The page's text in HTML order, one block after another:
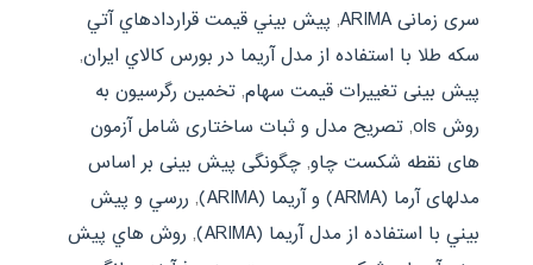
سری زمانی ARIMA
, پيش بيني قيمت قراردادهاي آتي
سکه طلا با استفاده از مدل آريما در بورس کالاي ايران,
پیش بینی تغییرات قیمت سهام, تخمین رگرسیون به
روش ols
, تصریح مدل و ثبات ساختاری شامل آزمون
های نقطه شکست چاو, چگونگی پیش بینی بر اساس
مدلهای آرما (ARMA) و آریما (ARIMA)
, ررسي و پيش
بيني با استفاده از مدل آريما (ARIMA)
, روش هاي پیش